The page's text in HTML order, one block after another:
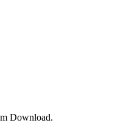
Download.